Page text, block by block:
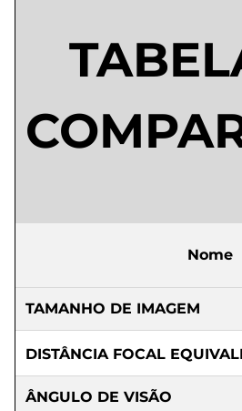
Nome
TAMANHO DE IMAGEM
DISTÂNCIA FOCAL
ÂNGULO DE VISÃO